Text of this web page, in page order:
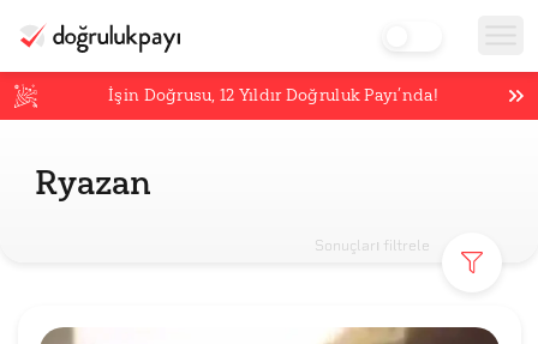
İşin Doğrusu,12 Yıldır Doğruluk Payı’nda!
Ryazan
Sonuçları filtrele